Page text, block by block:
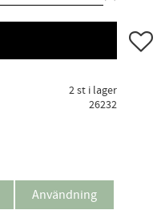
Lägg
2 st i lager
26232
Användning